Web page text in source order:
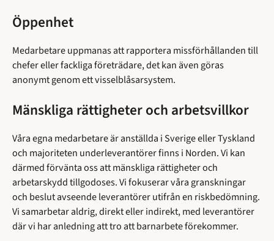
Öppenhet
Medarbetare uppmanas att rapportera missförhållanden till
chefer eller fackliga företrädare, det kan även göras
anonymt genom ett visselblåsarsystem.
Mänskliga rättigheter och arbetsvillkor
Våra egna medarbetare är anställda i Sverige eller Tyskland
och majoriteten underleverantörer finns i Norden. Vi kan
därmed förvänta oss att mänskliga rättigheter och
arbetarskydd tillgodoses. Vi fokuserar våra granskningar
och beslut avseende leverantörer utifrån en riskbedömning.
Vi samarbetar aldrig, direkt eller indirekt, med leverantörer
där vi har anledning att tro att barnarbete förekommer.